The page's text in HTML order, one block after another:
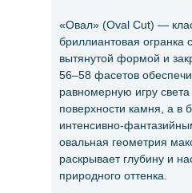
«Овал» (Oval Cut) —
бриллиантовая огранка
вытянутой формой и
56–58 фасетов
равномерную игру света
поверхности камня, а в
интенсивно-
овальная геометрия
раскрывает глубину и
природного оттенка.